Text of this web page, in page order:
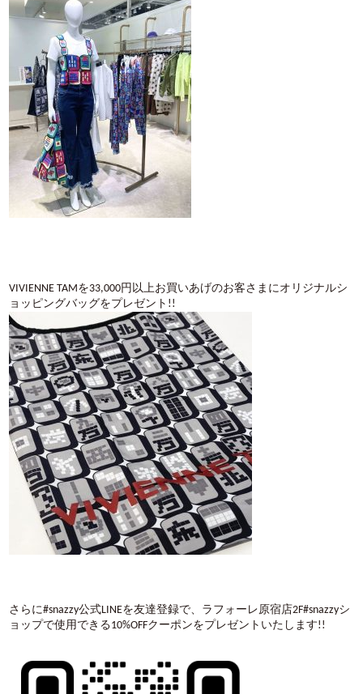
VIVIENNE TAMを33,000円以上お買いあげのお客さまにオリジナルシ
ョッピングバッグをプレゼント!!
さらに#snazzy公式LINEを友達登録で、ラフォーレ原宿店2F#snazzyシ
ョップで使用できる10%OFFクーポンをプレゼントいたします!!